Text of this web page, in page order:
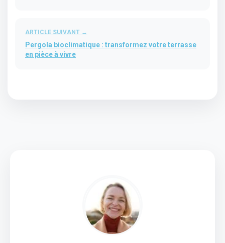
ARTICLE SUIVANT →
Pergola bioclimatique : transformez votre terrasse
en pièce à vivre